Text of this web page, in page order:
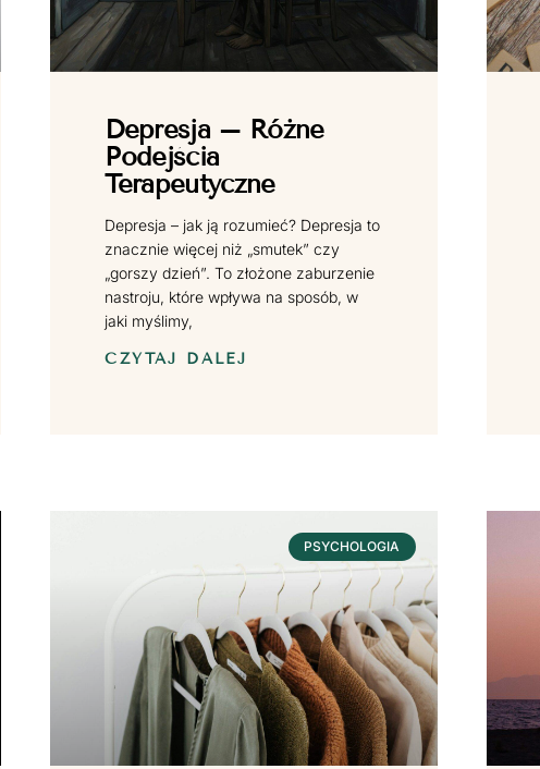
Depresja – Różne
Podejścia
Terapeutyczne
Depresja – jak ją rozumieć? Depresja to
znacznie więcej niż „smutek” czy
„gorszy dzień”. To złożone zaburzenie
nastroju, które wpływa na sposób, w
jaki myślimy,
CZYTAJ DALEJ
PSYCHOLOGIA